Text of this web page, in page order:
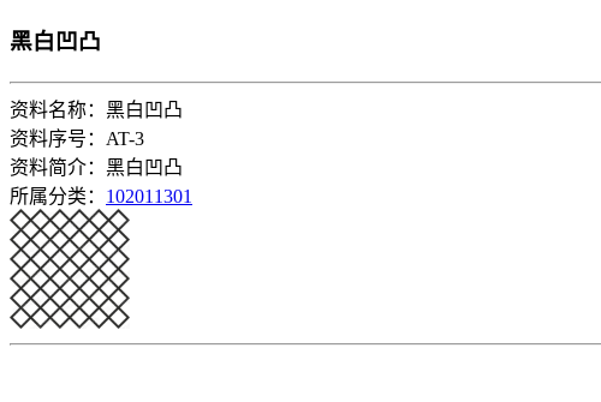
黑白凹凸
资料名称：黑白凹凸
资料序号：AT-3
资料简介：黑白凹凸
所属分类： 102011301